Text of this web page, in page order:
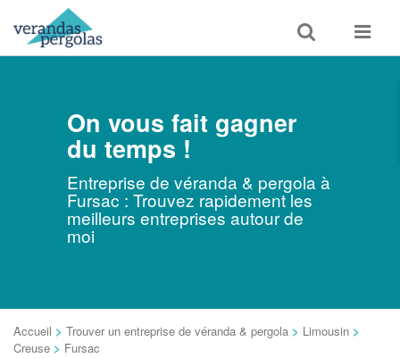
Toggle
search
Toggle
On vous fait gagner
du temps !
Entreprise de véranda & pergola à
Fursac : Trouvez rapidement les
meilleurs entreprises autour de
moi
Accueil > Trouver un entreprise de véranda & pergola > Limousin >
Creuse > Fursac